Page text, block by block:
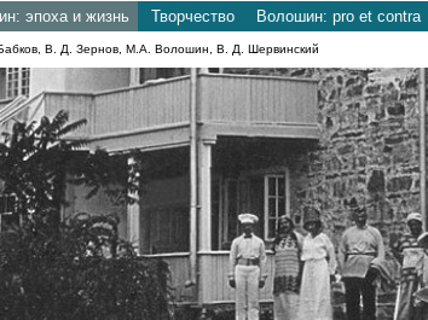
эпоха и жизнь Творчество Волошин: pro et contra
В. Д. Зернов, М.А. Волошин, В. Д. Шервинский
Next